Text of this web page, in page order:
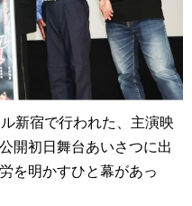
新宿で行われた、主演映
開初日舞台あいさつに出
を明かすひと幕があっ